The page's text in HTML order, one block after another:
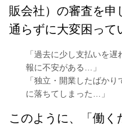
販会社）の審査を申
通らずに大変困って
「過去に少し支払いを
報に不安がある…」
「独立・開業したばか
に落ちてしまった…」
このように、「働く